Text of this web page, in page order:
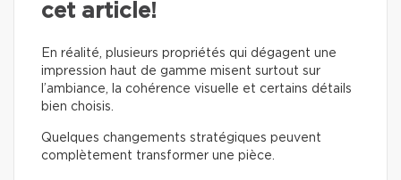
cet article!
En réalité, plusieurs propriétés qui dégagent une
impression haut de gamme misent surtout sur
l’ambiance, la cohérence visuelle et certains détails
bien choisis.
Quelques changements stratégiques peuvent
complètement transformer une pièce.